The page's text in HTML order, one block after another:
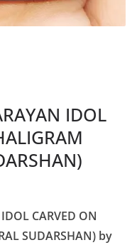
IDOL
CARVED ON
SUDARSHAN) by